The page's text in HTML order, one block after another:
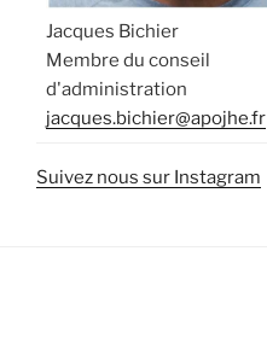
Jacques Bichier
Membre du conseil
d'administration
jacques.bichier@apojhe.fr
Suivez nous sur Instagram